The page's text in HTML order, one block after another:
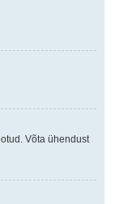
Võta ühendust